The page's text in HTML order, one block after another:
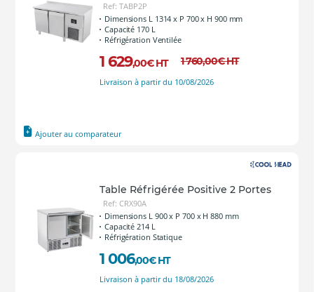
Ref: TABP2P
Dimensions L 1314 x P 700 x H 900 mm
Capacité 170 L
Réfrigération Ventilée
1 629,00€ HT 1 760,00€HT
Livraison à partir du 10/08/2026
Ajouter au comparateur
Table Réfrigérée Positive 2 Portes
Ref: CRX90A
Dimensions L 900 x P 700 x H 880 mm
Capacité 214 L
Réfrigération Statique
1 006,00€ HT
Livraison à partir du 18/08/2026